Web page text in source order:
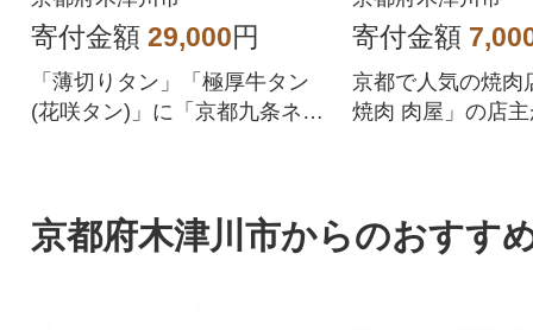
寄付金額 29,000円
「薄切りタン」「極厚牛タン
(花咲タン)」に「京都九条ネ
寄付金額
京都で人気の焼肉
焼肉 肉屋」の店
京都府木津川市からのおすす